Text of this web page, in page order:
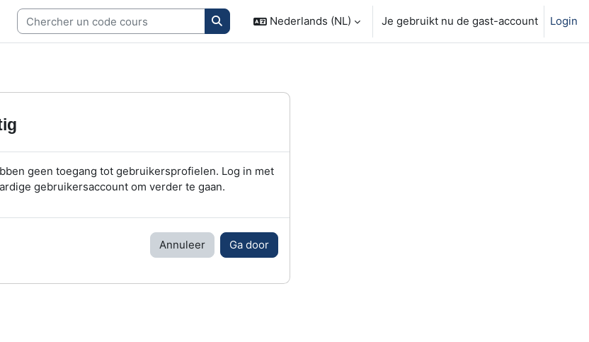
Search coursesNederlands (NL) Je gebruikt nu de gast-account Login
geen toegang tot gebruikersprofielen. Log in met
gebruikersaccount om verder te gaan.
Annuleer Ga door